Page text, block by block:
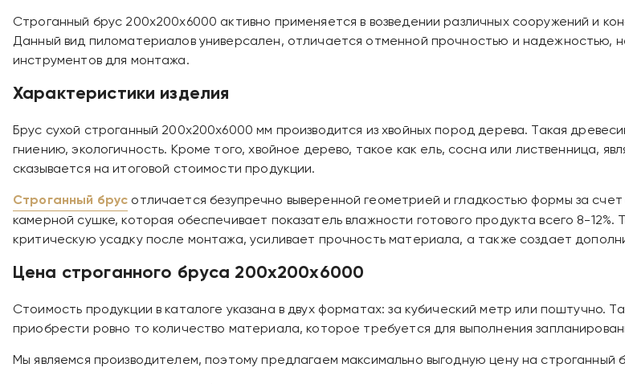
Строганный брус 200х200х6000 активно применяется в возведении различных сооружений и
Данный вид пиломатериалов универсален, отличается отменной прочностью и надежностью,
инструментов для монтажа.
Характеристики изделия
Брус сухой строганный 200х200х6000 мм производится из хвойных пород дерева. Такая
гниению, экологичность. Кроме того, хвойное дерево, такое как ель, сосна или лиственница,
сказывается на итоговой стоимости продукции.
Строганный брус отличается безупречно выверенной геометрией и гладкостью формы за
камерной сушке, которая обеспечивает показатель влажности готового продукта всего 8-
критическую усадку после монтажа, усиливает прочность материала, а также создает
Цена строганного бруса 200х200х6000
Стоимость продукции в каталоге указана в двух форматах: за кубический метр или поштучно.
приобрести ровно то количество материала, которое требуется для выполнения
Мы являемся производителем, поэтому предлагаем максимально выгодную цену на строганный